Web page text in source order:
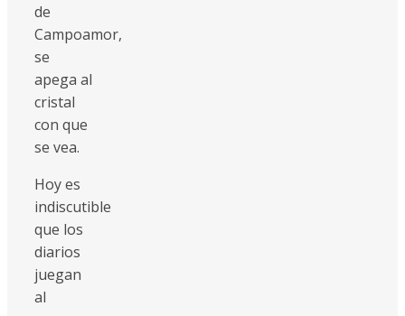
de
Campoamor,
se
apega al
cristal
con que
se vea.
Hoy es
indiscutible
que los
diarios
juegan
al